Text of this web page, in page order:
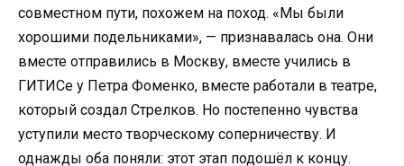
совместном пути, похожем на поход. «Мы были
хорошими подельниками», — признавалась она. Они
вместе отправились в Москву, вместе учились в
ГИТИСе у Петра Фоменко, вместе работали в театре,
который создал Стрелков. Но постепенно чувства
уступили место творческому соперничеству. И
однажды оба поняли: этот этап подошёл к концу.